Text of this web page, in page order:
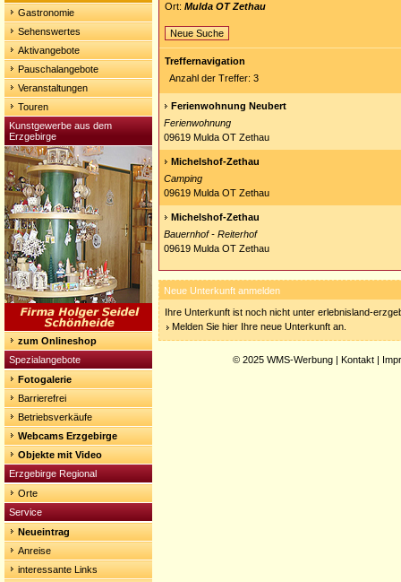
Gastronomie
Sehenswertes
Aktivangebote
Pauschalangebote
Veranstaltungen
Touren
Kunstgewerbe aus dem
Erzgebirge
zum Onlineshop
Spezialangebote
Fotogalerie
Barrierefrei
Betriebsverkäufe
Webcams Erzgebirge
Objekte mit Video
Erzgebirge Regional
Orte
Service
Neueintrag
Anreise
interessante Links
Ort: Mulda OT Zethau
Neue Suche
Treffernavigation
Anzahl der Treffer: 3
Ferienwohnung Neubert
Ferienwohnung
09619 Mulda OT Zethau
Michelshof-Zethau
Camping
09619 Mulda OT Zethau
Michelshof-Zethau
Bauernhof - Reiterhof
09619 Mulda OT Zethau
Neue Unterkunft anmelden
Ihre Unterkunft ist noch nicht unter erlebnisland-
Melden Sie hier Ihre neue Unterkunft an.
© 2025 WMS-Werbung | Kontakt |